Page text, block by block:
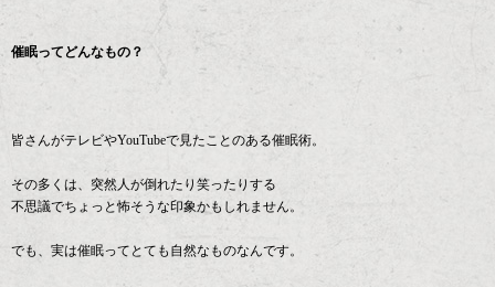
催眠ってどんなもの？
皆さんがテレビやYouTubeで見たことのある催眠術。
その多くは、突然人が倒れたり笑ったりする
不思議でちょっと怖そうな印象かもしれません。
でも、実は催眠ってとても自然なものなんです。